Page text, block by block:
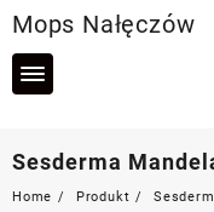
to
content
Mops Nałęczów
Sesderma
Home Produkt